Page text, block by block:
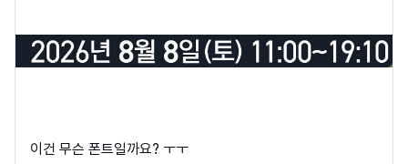
이건 무슨 폰트일까요? ㅜㅜ